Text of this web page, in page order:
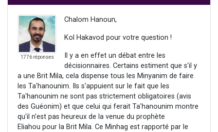
1776 réponses
Chalom Hanoun,
Kol Hakavod pour votre question !
Il y a en effet un débat entre les
décisionnaires. Certains estiment que s'il y
a une Brit Mila, cela dispense tous les Minyanim de faire
les Ta'hanounim. Ils s'appuient sur le fait que les
Ta'hanounim ne sont pas strictement obligatoires (avis
des Guéonim) et que celui qui ferait Ta'hanounim montre
qu'il n'est pas heureux de la venue du prophète
Eliahou pour la Brit Mila. Ce Minhag est rapporté par le